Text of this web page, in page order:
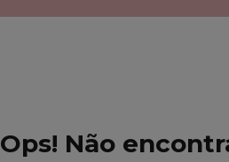
Ops! Não